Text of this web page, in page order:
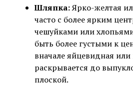
Шляпка:Ярко-желтая
часто с более ярким
чешуйками или
быть более густыми к
вначале яйцевидная или
раскрывается до
плоской.